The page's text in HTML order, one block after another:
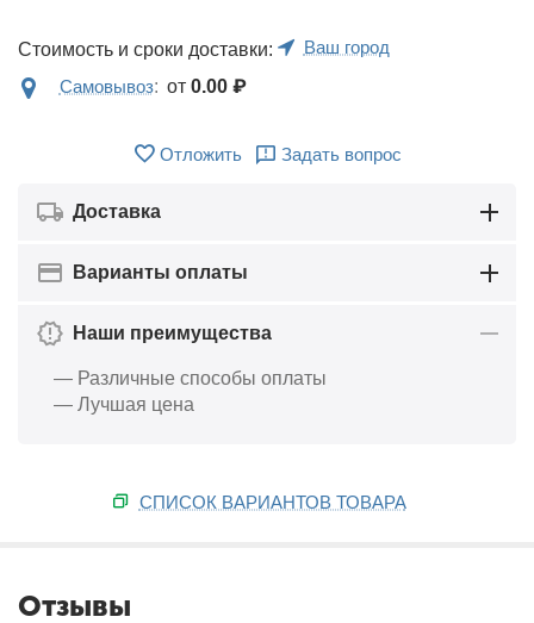
Стоимость и сроки доставки:
Ваш город
Самовывоз: от 0.00 ₽
Отложить Задать вопрос
Доставка
Варианты оплаты
Наши преимущества
— Различные способы оплаты
— Лучшая цена
СПИСОК ВАРИАНТОВ ТОВАРА
Отзывы